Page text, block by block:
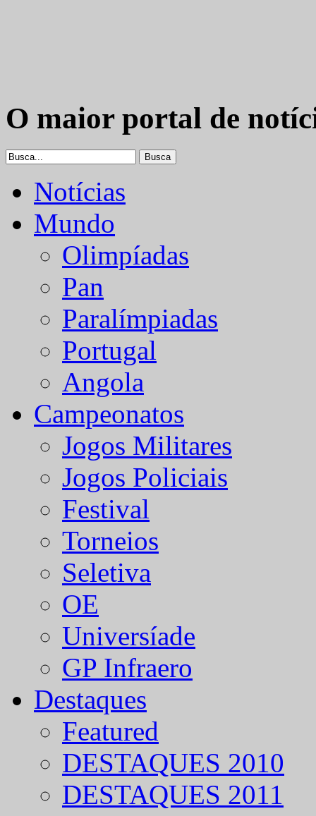
O maior portal de
Notícias
Mundo
Olimpíadas
Pan
Paralímpiadas
Portugal
Angola
Campeonatos
Jogos Militares
Jogos Policiais
Festival
Torneios
Seletiva
OE
Universíade
GP Infraero
Destaques
Featured
DESTAQUES 2010
DESTAQUES 2011